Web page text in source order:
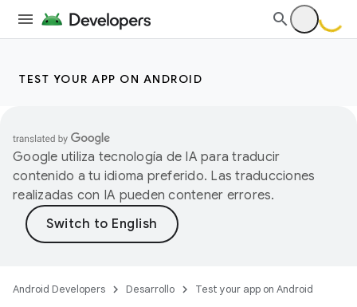
TEST YOUR APP ON ANDROID
Google utiliza tecnología de IA para traducir
contenido a tu idioma preferido. Las traducciones
realizadas con IA pueden contener errores.
Android Developers Desarrollo Test your app on Android